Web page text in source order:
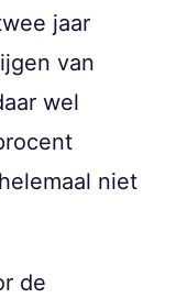
jaar
van
wel
niet
de